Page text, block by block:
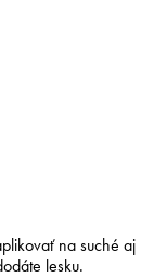
na suché
lesku.